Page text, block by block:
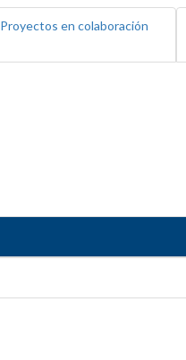
Proyectos en colaboración